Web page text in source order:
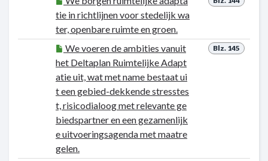
tie in richtlijnen voor stedelijk wa
ter, openbare ruimte en groen.
Blz. 145
We voeren de ambities vanuit
het Deltaplan Ruimtelijke Adapt
atie uit, wat met name bestaat ui
t een gebied-dekkende stresstes
t, risicodialoog met relevante ge
biedspartner en een gezamenlijk
e uitvoeringsagenda met maatre
gelen.